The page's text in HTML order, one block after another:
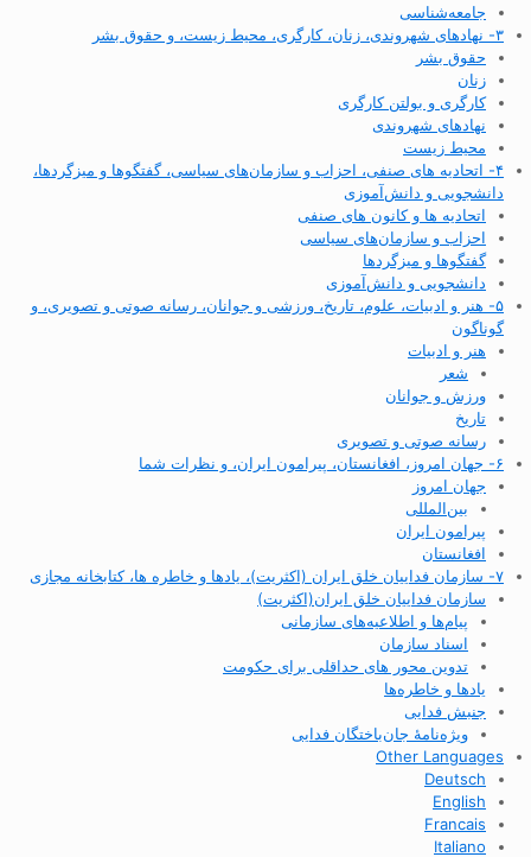
جامعه‌شناسی
۳- نهادهای شهروندی، زنان، کارگری، محیط زیست، و حقوق بشر
حقوق بشر
زنان
کارگری و بولتن کارگری
نهادهای شهروندی
محیط زیست
۴- اتحادیه های صنفی، احزاب و سازمان‌های سیاسی، گفتگوها و میزگردها،
دانشجویی و دانش‌آموزی
اتحادیه ها و کانون های صنفی
احزاب و سازمان‌های سیاسی
گفتگوها و میزگردها
دانشجویی و دانش‌آموزی
۵- هنر و ادبیات، علوم، تاریخ، ورزشی و جوانان، رسانه صوتی و تصویری، و
گوناگون
هنر و ادبیات
شعر
ورزش و جوانان
تاریخ
رسانه صوتی و تصویری
۶- جهان امروز، افغانستان، پیرامون ایران، و نظرات شما
جهان امروز
بین‌المللی
پیرامون ایران
افغانستان
۷- سازمان فداییان خلق ایران (اکثریت)، یادها و خاطره ها، کتابخانه مجازی
سازمان فداییان خلق ایران(اکثریت)
پیام‌ها و اطلاعیه‌های سازمانی
اسناد سازمان
تدوین محور های حداقلی برای حکومت
یادها و خاطره‌ها
جنبش فدایی
ویژه‌نامهٔ جان‌باختگان فدایی
Other Languages
Deutsch
English
Francais
Italiano